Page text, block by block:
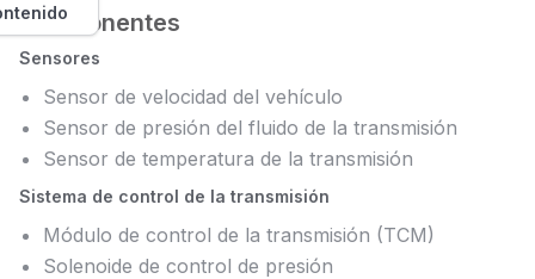
Componentes
Sensores
Sensor de velocidad del vehículo
Sensor de presión del fluido de la transmisión
Sensor de temperatura de la transmisión
Sistema de control de la transmisión
Módulo de control de la transmisión (TCM)
Solenoide de control de presión